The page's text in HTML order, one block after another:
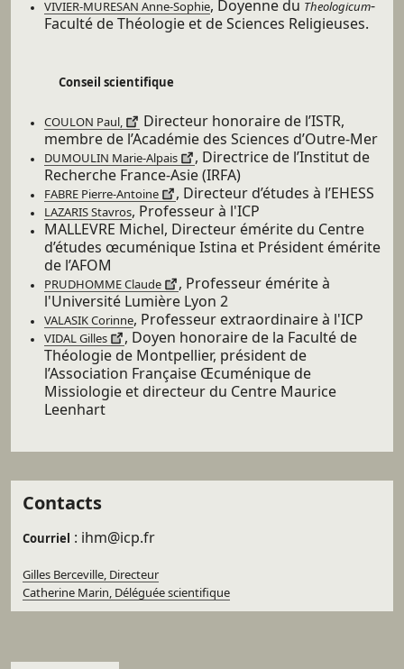
VIVIER-MURESAN Anne-Sophie, Doyenne du Theologicum-
Faculté de Théologie et de Sciences Religieuses.
Conseil scientifique
COULON Paul,
Directeur honoraire de l’ISTR,
membre de l’Académie des Sciences d’Outre-Mer
DUMOULIN Marie-Alpais
, Directrice de l’Institut de
Recherche France-Asie (IRFA)
FABRE Pierre-Antoine , Directeur d’études à l’EHESS
LAZARIS Stavros, Professeur à l'ICP
MALLEVRE Michel, Directeur émérite du Centre
d’études œcuménique Istina et Président émérite
de l’AFOM
PRUDHOMME Claude
, Professeur émérite à
l'Université Lumière Lyon 2
VALASIK Corinne, Professeur extraordinaire à l'ICP
VIDAL Gilles
, Doyen honoraire de la Faculté de
Théologie de Montpellier, président de
l’Association Française Œcuménique de
Missiologie et directeur du Centre Maurice
Leenhart
Contacts
Courriel : ihm@icp.fr
Gilles Berceville, Directeur
Catherine Marin, Déléguée scientifique